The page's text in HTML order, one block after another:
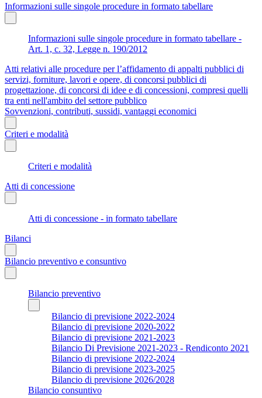
Informazioni sulle singole procedure in formato tabellare
Informazioni sulle singole procedure in formato tabellare -
Art. 1, c. 32, Legge n. 190/2012
Atti relativi alle procedure per l’affidamento di appalti pubblici di
servizi, forniture, lavori e opere, di concorsi pubblici di
progettazione, di concorsi di idee e di concessioni, compresi quelli
tra enti nell'ambito del settore pubblico
Sovvenzioni, contributi, sussidi, vantaggi economici
Criteri e modalità
Criteri e modalità
Atti di concessione
Atti di concessione - in formato tabellare
Bilanci
Bilancio preventivo e consuntivo
Bilancio preventivo
Bilancio di previsione 2022-2024
Bilancio di previsione 2020-2022
Bilancio di previsione 2021-2023
Bilancio Di Previsione 2021-2023 - Rendiconto 2021
Bilancio di previsione 2022-2024
Bilancio di previsione 2023-2025
Bilancio di previsione 2026/2028
Bilancio consuntivo